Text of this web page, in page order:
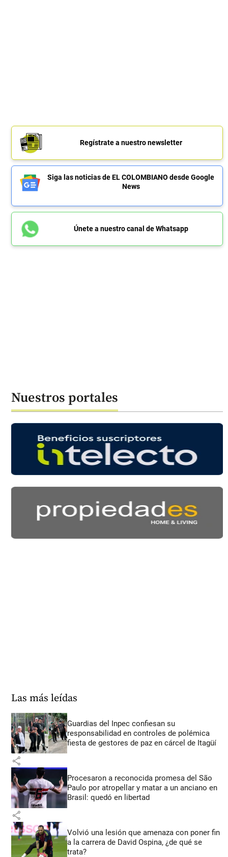
Regístrate a nuestro newsletter
Siga las noticias de EL COLOMBIANO desde Google
News
Únete a nuestro canal de Whatsapp
Nuestros portales
Las más leídas
Guardias del Inpec confiesan su
responsabilidad en controles de polémica
fiesta de gestores de paz en cárcel de Itagüí
share
Procesaron a reconocida promesa del São
Paulo por atropellar y matar a un anciano en
Brasil: quedó en libertad
share
Volvió una lesión que amenaza con poner fin
a la carrera de David Ospina, ¿de qué se
trata?